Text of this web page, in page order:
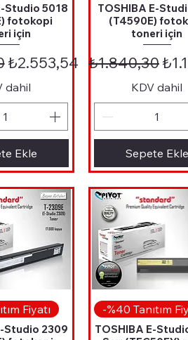
Studio 5018
fotokopi
için
İndirimli Fiyat
₺2.553,54
dahil
Ekle
TOSHIBA E-
(T4590E)
toneri için
Normal Fiyat
₺1.840,30
KDV dahil
Sepete Ekle
Bakış
Fiyatı
Studio 2309
Hızlı
-%40 Tanıtım
TOSHIBA E-